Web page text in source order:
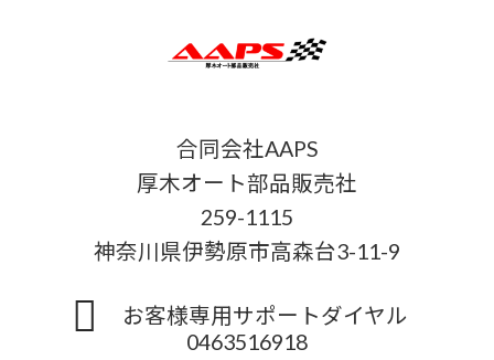
合同会社AAPS
厚木オート部品販売社
259-1115
神奈川県伊勢原市高森台3-11-9
お客様専用サポートダイヤル
0463516918